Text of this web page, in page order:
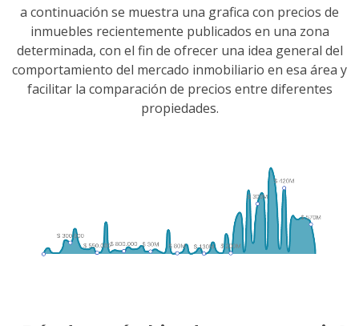
a continuación se muestra una grafica con precios de
inmuebles recientemente publicados en una zona
determinada, con el fin de ofrecer una idea general del
comportamiento del mercado inmobiliario en esa área y
facilitar la comparación de precios entre diferentes
propiedades.